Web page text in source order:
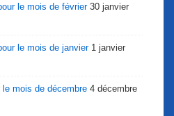
le mois de février 30 janvier
le mois de janvier 1 janvier
le mois de décembre 4 décembre